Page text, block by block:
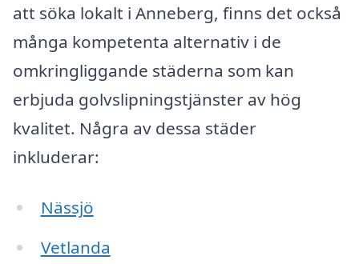
att söka lokalt i Anneberg, finns det också
många kompetenta alternativ i de
omkringliggande städerna som kan
erbjuda golvslipningstjänster av hög
kvalitet. Några av dessa städer
inkluderar:
Nässjö
Vetlanda